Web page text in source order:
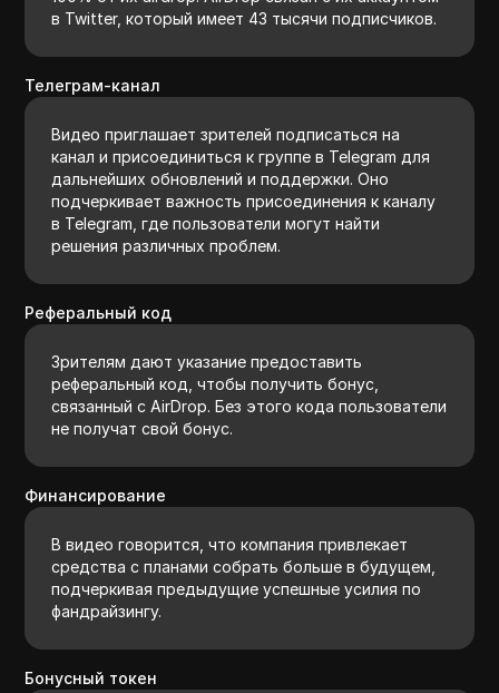
в Twitter, который имеет 43 тысячи подписчиков.
Телеграм-канал
Видео приглашает зрителей подписаться на
канал и присоединиться к группе в Telegram для
дальнейших обновлений и поддержки. Оно
подчеркивает важность присоединения к каналу
в Telegram, где пользователи могут найти
решения различных проблем.
Реферальный код
Зрителям дают указание предоставить
реферальный код, чтобы получить бонус,
связанный с AirDrop. Без этого кода пользователи
не получат свой бонус.
Финансирование
В видео говорится, что компания привлекает
средства с планами собрать больше в будущем,
подчеркивая предыдущие успешные усилия по
фандрайзингу.
Бонусный токен